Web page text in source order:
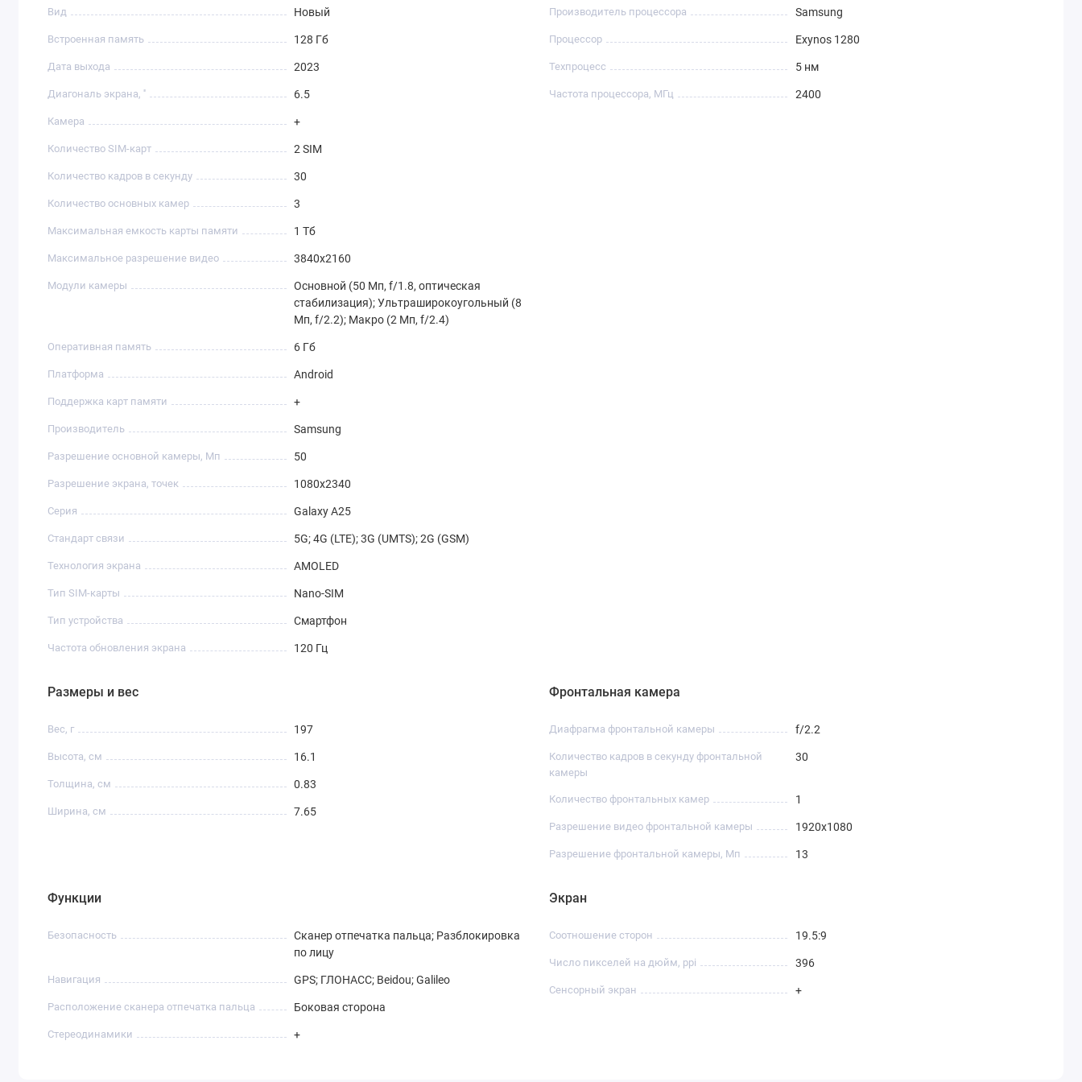
Вид Новый
Встроенная память 128 Гб
Дата выхода 2023
Диагональ экрана, '' 6.5
Камера +
Количество SIM-карт 2 SIM
Количество кадров в секунду 30
Количество основных камер 3
Максимальная емкость карты памяти 1 Тб
Максимальное разрешение видео 3840x2160
Модули камеры
Основной (50 Мп, f/1.8, оптическая
стабилизация); Ультраширокоугольный (8
Мп, f/2.2); Макро (2 Мп, f/2.4)
Оперативная память 6 Гб
Платформа Android
Поддержка карт памяти +
Производитель Samsung
Разрешение основной камеры, Мп 50
Разрешение экрана, точек 1080х2340
Серия Galaxy A25
Стандарт связи 5G; 4G (LTE); 3G (UMTS); 2G (GSM)
Технология экрана AMOLED
Тип SIM-карты Nano-SIM
Тип устройства Смартфон
Частота обновления экрана 120 Гц
Производитель процессора Samsung
Процессор Exynos 1280
Техпроцесс 5 нм
Частота процессора, МГц 2400
Размеры и вес
Вес, г 197
Высота, см 16.1
Толщина, см 0.83
Ширина, см 7.65
Фронтальная камера
Диафрагма фронтальной камеры f/2.2
Количество кадров в секунду фронтальной
камеры
30
Количество фронтальных камер 1
Разрешение видео фронтальной камеры 1920х1080
Разрешение фронтальной камеры, Мп 13
Функции
Безопасность
Сканер отпечатка пальца; Разблокировка
по лицу
Навигация GPS; ГЛОНАСС; Beidou; Galileo
Расположение сканера отпечатка пальца Боковая сторона
Стереодинамики +
Экран
Соотношение сторон 19.5:9
Число пикселей на дюйм, ppi 396
Сенсорный экран +